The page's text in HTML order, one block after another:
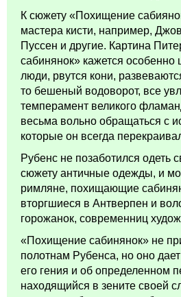
К сюжету «Похищение
мастера кисти, например,
Пуссен и другие. Картина
сабинянок» кажется
люди, рвутся кони,
то бешеный водоворот, все
темперамент великого
весьма вольно обращаться с
которые он всегда
Рубенс не позаботился одеть
сюжету античные одежды, и
римляне, похищающие
вторгшиеся в Антверпен и
горожанок, современниц
«Похищение сабинянок» не
полотнам Рубенса, но оно
его гения и об определенном
находящийся в зените своей